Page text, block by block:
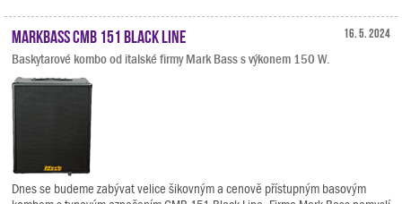
16. 5. 2024
Markbass CMB 151 Black Line
Baskytarové kombo od italské firmy Mark Bass s výkonem 150 W.
Dnes se budeme zabývat velice šikovným a cenově přístupným basovým